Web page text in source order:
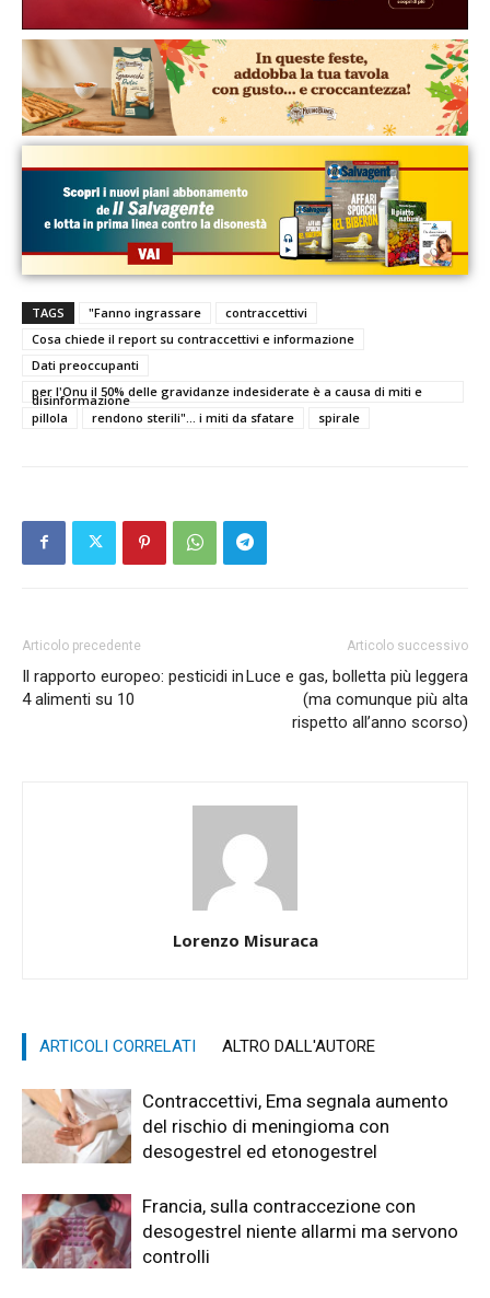
TAGS "Fanno ingrassare
contraccettivi
Cosa chiede il report su contraccettivi e informazione
Dati preoccupanti
per l'Onu il 50% delle gravidanze indesiderate è a causa di miti e
disinformazione
pillola
rendono sterili"... i miti da sfatare spirale
Articolo precedente
Il rapporto europeo: pesticidi in
4 alimenti su 10
Articolo successivo
Luce e gas, bolletta più leggera
(ma comunque più alta
rispetto all’anno scorso)
Lorenzo Misuraca
ARTICOLI CORRELATI ALTRO DALL'AUTORE
Contraccettivi, Ema segnala aumento
del rischio di meningioma con
desogestrel ed etonogestrel
Francia, sulla contraccezione con
desogestrel niente allarmi ma servono
controlli